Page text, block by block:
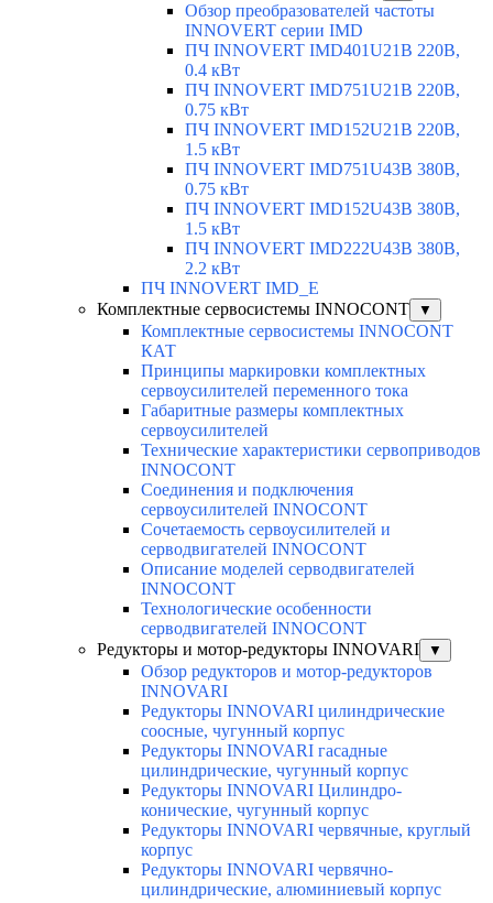
Обзор преобразователей частоты
INNOVERT серии IMD
ПЧ INNOVERT IMD401U21B 220В,
0.4 кВт
ПЧ INNOVERT IMD751U21B 220В,
0.75 кВт
ПЧ INNOVERT IMD152U21B 220В,
1.5 кВт
ПЧ INNOVERT IMD751U43B 380В,
0.75 кВт
ПЧ INNOVERT IMD152U43B 380В,
1.5 кВт
ПЧ INNOVERT IMD222U43B 380В,
2.2 кВт
ПЧ INNOVERT IMD_E
Комплектные сервосистемы INNOCONT
▼
Комплектные сервосистемы INNOCONT
КАТ
Принципы маркировки комплектных
сервоусилителей переменного тока
Габаритные размеры комплектных
сервоусилителей
Технические характеристики сервоприводов
INNOCONT
Соединения и подключения
сервоусилителей INNOCONT
Сочетаемость сервоусилителей и
серводвигателей INNOCONT
Описание моделей серводвигателей
INNOCONT
Технологические особенности
серводвигателей INNOCONT
Редукторы и мотор-редукторы INNOVARI
▼
Обзор редукторов и мотор-редукторов
INNOVARI
Редукторы INNOVARI цилиндрические
соосные, чугунный корпус
Редукторы INNOVARI гасадные
цилиндрические, чугунный корпус
Редукторы INNOVARI Цилиндро-
конические, чугунный корпус
Редукторы INNOVARI червячные, круглый
корпус
Редукторы INNOVARI червячно-
цилиндрические, алюминиевый корпус